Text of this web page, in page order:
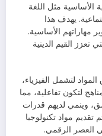
الأساسية مثل اللغة
يهدف هذا
مهاراتهم الأساسية.
تعزز القيم الدينية
لتشمل الفيزياء،
لتكون تفاعلية، مما
وينمي لديهم قدرات
تقديم مواد تكنولوجيا
العصر الرقمي.